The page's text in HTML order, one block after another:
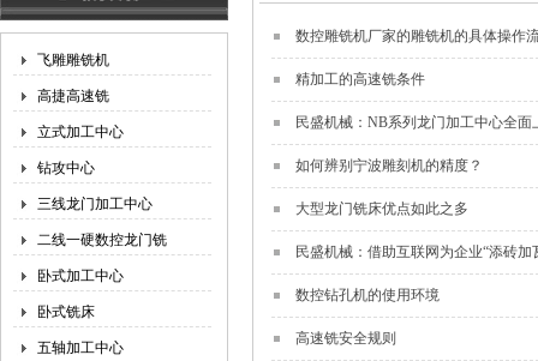
飞雕雕铣机
高捷高速铣
立式加工中心
钻攻中心
三线龙门加工中心
二线一硬数控龙门铣
卧式加工中心
卧式铣床
五轴加工中心
数控雕铣机厂家的雕铣机的具体操作
精加工的高速铣条件
民盛机械：NB系列龙门加工中心全面
如何辨别宁波雕刻机的精度？
大型龙门铣床优点如此之多
民盛机械：借助互联网为企业“添砖加
数控钻孔机的使用环境
高速铣安全规则